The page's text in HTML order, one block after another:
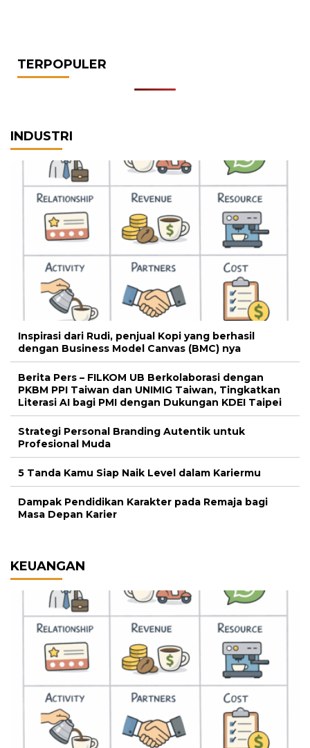
TERPOPULER
INDUSTRI
Inspirasi dari Rudi, penjual Kopi yang berhasil
dengan Business Model Canvas (BMC) nya
Berita Pers – FILKOM UB Berkolaborasi dengan
PKBM PPI Taiwan dan UNIMIG Taiwan, Tingkatkan
Literasi AI bagi PMI dengan Dukungan KDEI Taipei
Strategi Personal Branding Autentik untuk
Profesional Muda
5 Tanda Kamu Siap Naik Level dalam Kariermu
Dampak Pendidikan Karakter pada Remaja bagi
Masa Depan Karier
KEUANGAN